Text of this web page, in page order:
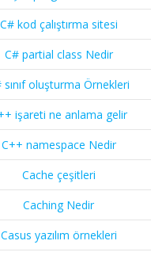
C# kod çalıştırma sitesi
C# partial class Nedir
sınıf oluşturma Örnekleri
işareti ne anlama gelir
C++ namespace Nedir
Cache çeşitleri
Caching Nedir
Casus yazılım örnekleri